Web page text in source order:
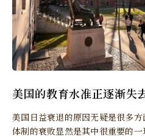
美国的教育水准正逐渐失
美国日益衰退的原因无疑是很多
体制的衰败显然是其中很重要的一